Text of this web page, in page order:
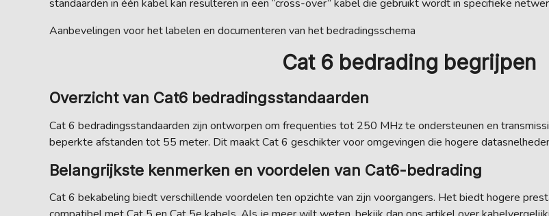
standaarden in één kabel kan resulteren in een “cross-over” kabel die gebruikt wordt in specifieke
Aanbevelingen voor het labelen en documenteren van het bedradingsschema
Cat 6 bedrading begrijpen
Overzicht van Cat6 bedradingsstandaarden
Cat 6 bedradingsstandaarden zijn ontworpen om frequenties tot 250 MHz te ondersteunen en
beperkte afstanden tot 55 meter. Dit maakt Cat 6 geschikter voor omgevingen die hogere
Belangrijkste kenmerken en voordelen van Cat6-bedrading
Cat 6 bekabeling biedt verschillende voordelen ten opzichte van zijn voorgangers. Het biedt hogere